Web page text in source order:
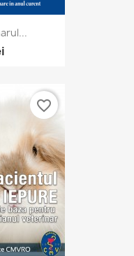
favorite_border